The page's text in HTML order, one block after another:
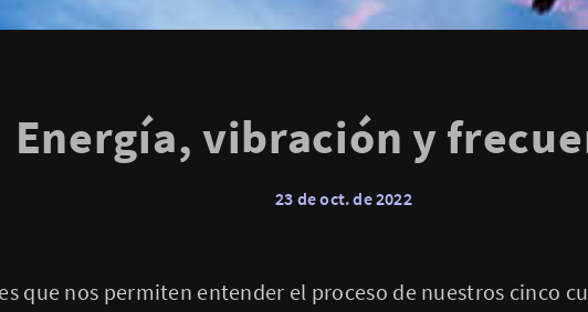
Energía, vibración y
23 de oct. de 2022
que nos permiten entender el proceso de nuestros cinco